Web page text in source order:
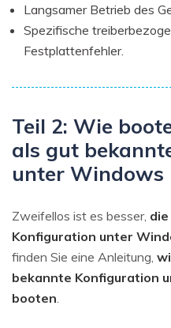
Langsamer Betrieb des
Spezifische
Festplattenfehler.
Teil 2: Wie
als gut
unter Windows
Zweifellos ist es besser,
Konfiguration unter
finden Sie eine Anleitung,
bekannte Konfiguration
booten